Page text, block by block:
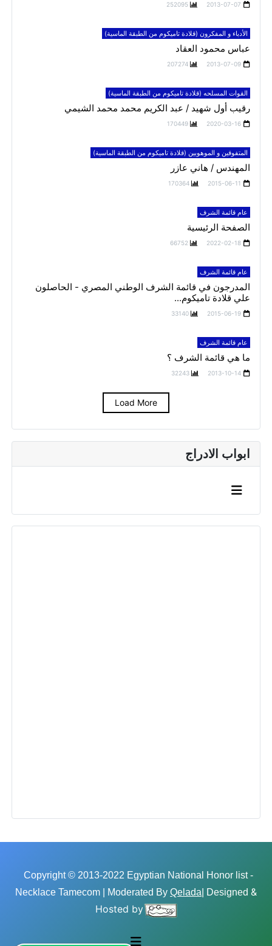
ابواب الادراج
2013-07-07
252095
الأدباء و المفكرون (قلادة تاميكوم من الطبقة الماسية)
عباس محمود العقاد
2013-07-09
207274
القوات المسلحه (قلادة تاميكوم من الطبقة الماسية)
رقيب أول شهيد / عبد الكريم محمد محمد الشيمي
2020-03-16
170449
المتفوقين و الموهوبين (قلادة تاميكوم من الطبقة الماسية)
المهندس / هاني عازر
2015-06-11
170364
عام قائمة الشرف
الصفحة الرئيسية
2022-02-18
66752
عام قائمة الشرف
المدرجون في قائمة الشرف الوطني المصري - الحاصلون
علي قلادة تاميكوم...
2015-06-19
33140
عام قائمة الشرف
ما هي قائمة الشرف ؟
2013-10-14
32243
Load More
Copyright © 2013-2022 Egyptian National Honor list -
Necklace Tamecom | Moderated By Qelada | Designed &
Hosted by